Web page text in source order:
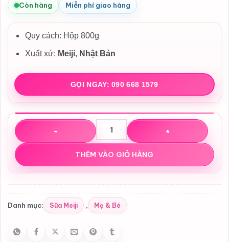
Còn hàng Miễn phí giao hàng
Quy cách: Hộp 800g
Xuất xứ: Meiji, Nhật Bản
GỌI NGAY: 090 668 1579
Sữa Meiji số 1-3 Nhật Bản (Meiji 1-3) dạng bột số lượng
THÊM VÀO GIỎ HÀNG
Danh mục: Sữa Meiji , Mẹ & Bé